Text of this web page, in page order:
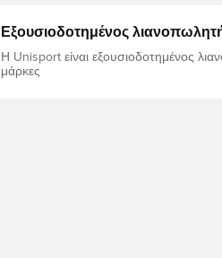
Εξουσιοδοτημένος
Η Unisport είναι εξουσιοδοτημένος
μάρκες